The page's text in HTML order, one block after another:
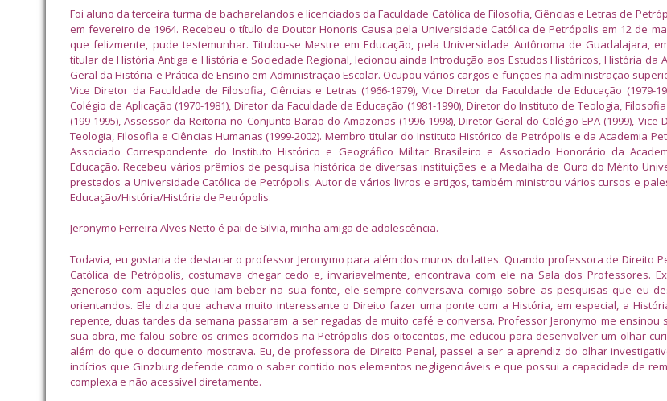
Foi aluno da terceira turma de bacharelandos e licenciados da Faculdade Católica de Filosofia, Ciências e Letras de
em fevereiro de 1964. Recebeu o título de Doutor Honoris Causa pela Universidade Católica de Petrópolis em 12 de
que felizmente, pude testemunhar. Titulou-se Mestre em Educação, pela Universidade Autônoma de Guadalajara,
titular de História Antiga e História e Sociedade Regional, lecionou ainda Introdução aos Estudos Históricos, História da
Geral da História e Prática de Ensino em Administração Escolar. Ocupou vários cargos e funções na administração
Vice Diretor da Faculdade de Filosofia, Ciências e Letras (1966-1979), Vice Diretor da Faculdade de Educação (1979-
Colégio de Aplicação (1970-1981), Diretor da Faculdade de Educação (1981-1990), Diretor do Instituto de Teologia,
(199-1995), Assessor da Reitoria no Conjunto Barão do Amazonas (1996-1998), Diretor Geral do Colégio EPA (1999),
Teologia, Filosofia e Ciências Humanas (1999-2002). Membro titular do Instituto Histórico de Petrópolis e da Academia
Associado Correspondente do Instituto Histórico e Geográfico Militar Brasileiro e Associado Honorário da
Educação. Recebeu vários prêmios de pesquisa histórica de diversas instituições e a Medalha de Ouro do Mérito
prestados a Universidade Católica de Petrópolis. Autor de vários livros e artigos, também ministrou vários cursos e
Educação/História/História de Petrópolis.
Jeronymo Ferreira Alves Netto é pai de Silvia, minha amiga de adolescência.
Todavia, eu gostaria de destacar o professor Jeronymo para além dos muros do lattes. Quando professora de Direito
Católica de Petrópolis, costumava chegar cedo e, invariavelmente, encontrava com ele na Sala dos Professores.
generoso com aqueles que iam beber na sua fonte, ele sempre conversava comigo sobre as pesquisas que eu
orientandos. Ele dizia que achava muito interessante o Direito fazer uma ponte com a História, em especial, a
repente, duas tardes da semana passaram a ser regadas de muito café e conversa. Professor Jeronymo me ensinou
sua obra, me falou sobre os crimes ocorridos na Petrópolis dos oitocentos, me educou para desenvolver um olhar
além do que o documento mostrava. Eu, de professora de Direito Penal, passei a ser a aprendiz do olhar
indícios que Ginzburg defende como o saber contido nos elementos negligenciáveis e que possui a capacidade de
complexa e não acessível diretamente.